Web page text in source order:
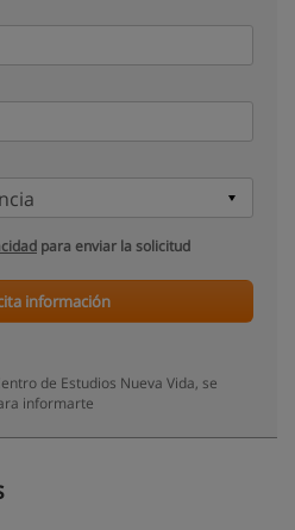
para enviar la solicitud
información
de Estudios Nueva Vida, se
informarte